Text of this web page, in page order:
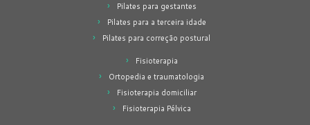
Pilates para gestantes
Pilates para a terceira idade
Pilates para correção postural
Fisioterapia
Ortopedia e traumatologia
Fisioterapia domiciliar
Fisioterapia Pélvica